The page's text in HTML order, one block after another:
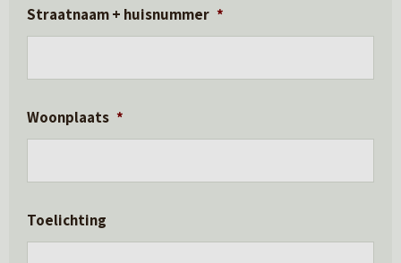
Straatnaam + huisnummer *
Woonplaats *
Toelichting